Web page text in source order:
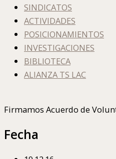
SINDICATOS
ACTIVIDADES
POSICIONAMIENTOS
INVESTIGACIONES
BIBLIOTECA
ALIANZA TS LAC
Firmamos Acuerdo de
Fecha